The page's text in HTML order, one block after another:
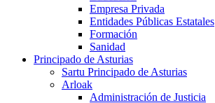
Empresa Privada
Entidades Públicas Estatales
Formación
Sanidad
Principado de Asturias
Sartu Principado de Asturias
Arloak
Administración de Justicia